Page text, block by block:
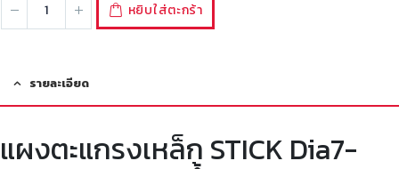
หยิบใส่ตะกร้า
รายละเอียด
แผงตะแกรงเหล็ก STICK Dia7-